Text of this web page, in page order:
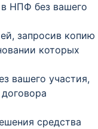
НПФ без вашего
запросив копию
которых
вашего участия,
средства